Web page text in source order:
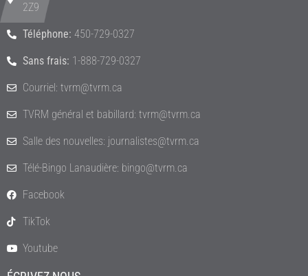
2Z9
Téléphone: 450-729-0327
Sans frais: 1-888-729-0327
Courriel: tvrm@tvrm.ca
TVRM général et babillard: tvrm@tvrm.ca
Salle des nouvelles: journalistes@tvrm.ca
Télé-Bingo Lanaudière: bingo@tvrm.ca
Facebook
TikTok
Youtube